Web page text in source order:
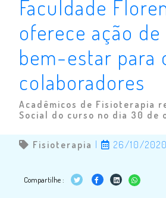
Faculdade
oferece ação de
bem-estar para
colaboradores
Acadêmicos de Fisioterapia
Social do curso no dia 30 de
Fisioterapia | 26/10/2020
Compartilhe :